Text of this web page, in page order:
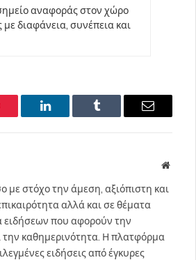
σημείο αναφοράς στον χώρο
διαφάνεια, συνέπεια και
LinkedIn Tumblr Email
Website
με στόχο την άμεση, αξιόπιστη και
αλλά και σε θέματα
ειδήσεων που αφορούν την
την καθημερινότητα. Η πλατφόρμα
ειδήσεις από έγκυρες